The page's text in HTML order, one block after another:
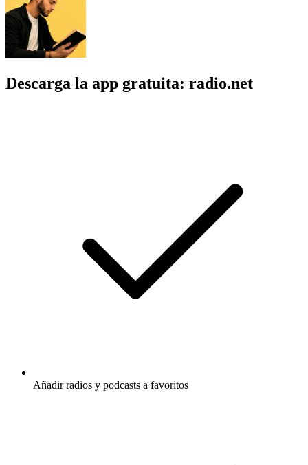
Descarga la app gratuita: radio.net
Añadir radios y podcasts a favoritos